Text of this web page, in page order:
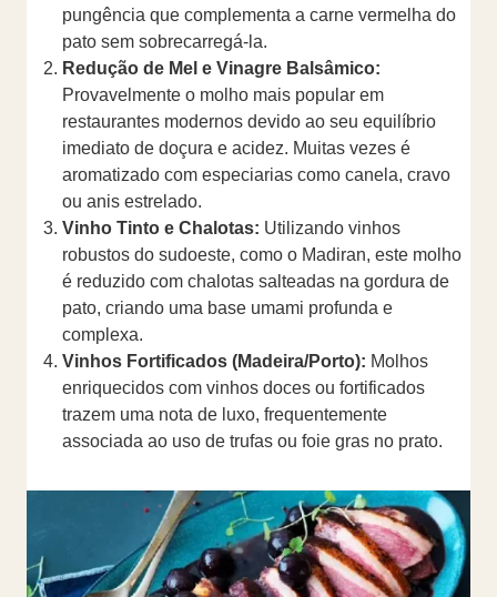
pungência que complementa a carne vermelha do
pato sem sobrecarregá-la.
Redução de Mel e Vinagre Balsâmico:
Provavelmente o molho mais popular em
restaurantes modernos devido ao seu equilíbrio
imediato de doçura e acidez. Muitas vezes é
aromatizado com especiarias como canela, cravo
ou anis estrelado.
Vinho Tinto e Chalotas: Utilizando vinhos
robustos do sudoeste, como o Madiran, este molho
é reduzido com chalotas salteadas na gordura de
pato, criando uma base umami profunda e
complexa.
Vinhos Fortificados (Madeira/Porto): Molhos
enriquecidos com vinhos doces ou fortificados
trazem uma nota de luxo, frequentemente
associada ao uso de trufas ou foie gras no prato.